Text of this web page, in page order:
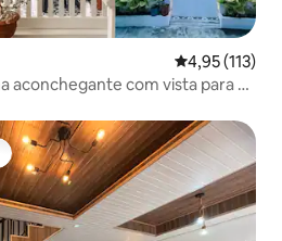
4,95 de uma
4,95 (113)
aconchegante com vista para a